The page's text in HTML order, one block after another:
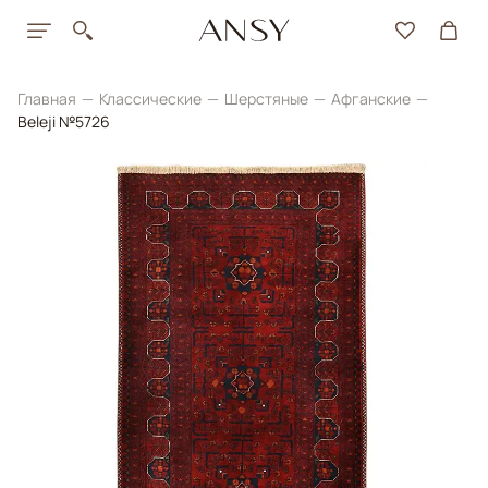
Главная Классические Шерстяные
Афганские
Beleji №5726